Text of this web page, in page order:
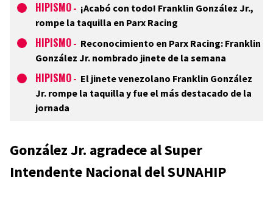
HIPISMO - ¡Acabó con todo! Franklin González Jr.,
rompe la taquilla en Parx Racing
HIPISMO - Reconocimiento en Parx Racing: Franklin
González Jr. nombrado jinete de la semana
HIPISMO - El jinete venezolano Franklin González
Jr. rompe la taquilla y fue el más destacado de la
jornada
González Jr. agradece al Super
Intendente Nacional del SUNAHIP